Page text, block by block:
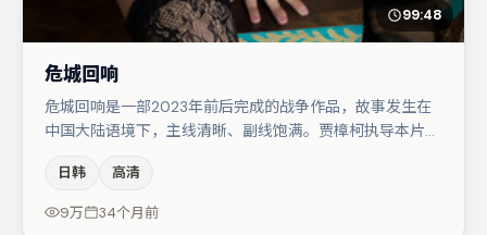
99:48
危城回响
危城回响是一部2023年前后完成的战争作品，故事发生在
中国大陆语境下，主线清晰、副线饱满。贾樟柯执导本片，
当。王景春与马丽的对手戏构成全片情感锚点，蒋奇明则以
细节塑造推动谜题层层揭开。若你偏爱强类型与清晰主线，
日韩 高清
9万 34个月前